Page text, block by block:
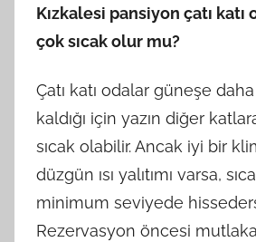
Kızkalesi pansiyon çatı katı
çok sıcak olur mu?
Çatı katı odalar güneşe
kaldığı için yazın diğer
sıcak olabilir. Ancak iyi bir
düzgün ısı yalıtımı varsa,
minimum seviyede
Rezervasyon öncesi